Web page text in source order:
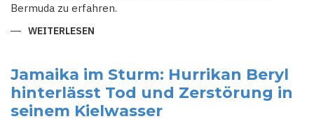
Bermuda zu erfahren.
WEITERLESEN
AUF
BERMUDA:
KATASTROPHALE
ÜBERSCHWEMMUNGEN
UND
STROMAUSFÄLLE
Jamaika im Sturm: Hurrikan Beryl
hinterlässt Tod und Zerstörung in
seinem Kielwasser